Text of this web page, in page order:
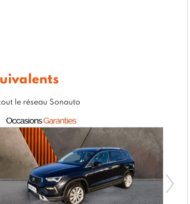
le réseau Sonauto